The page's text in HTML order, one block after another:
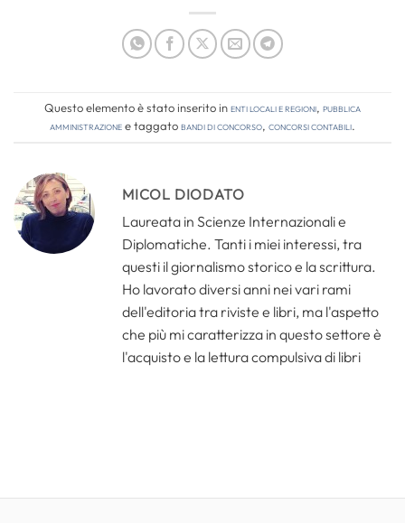
Questo elemento è stato inserito inEnti locali e regioni, Pubblica
amministrazionee taggatobandi di concorso, concorsi contabili.
MICOL DIODATO
Laureata in Scienze Internazionali e
Diplomatiche. Tanti i miei interessi, tra
questi il giornalismo storico e la scrittura.
Ho lavorato diversi anni nei vari rami
dell'editoria tra riviste e libri, ma l'aspetto
che più mi caratterizza in questo settore è
l'acquisto e la lettura compulsiva di libri